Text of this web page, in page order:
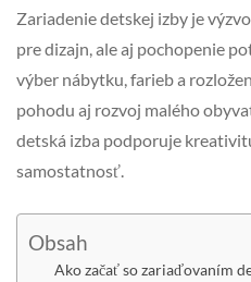
Zariadenie detskej izby je
pre dizajn, ale aj pochopenie
výber nábytku, farieb a
pohodu aj rozvoj malého
detská izba podporuje
samostatnosť.
Obsah
Ako začať so zariaďovaním